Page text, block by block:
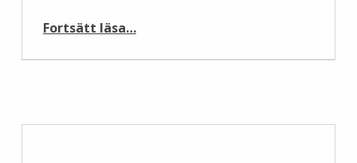
Fortsätt läsa…